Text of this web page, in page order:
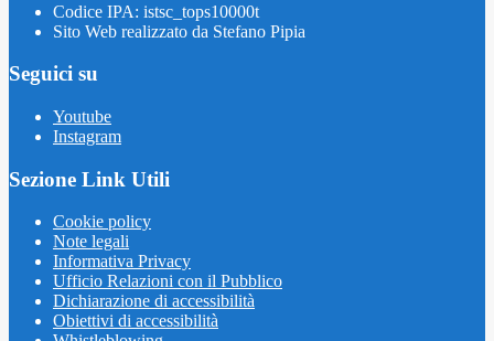
Codice IPA: istsc_tops10000t
Sito Web realizzato da Stefano Pipia
Seguici su
Youtube
Instagram
Sezione Link Utili
Cookie policy
Note legali
Informativa Privacy
Ufficio Relazioni con il Pubblico
Dichiarazione di accessibilità
Obiettivi di accessibilità